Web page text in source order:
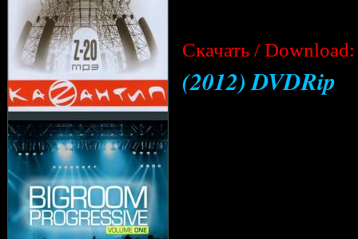
Cкачать / Download:
(2012) DVDRip